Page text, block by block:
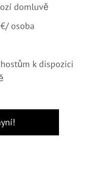
domluvě
osoba
k dispozici